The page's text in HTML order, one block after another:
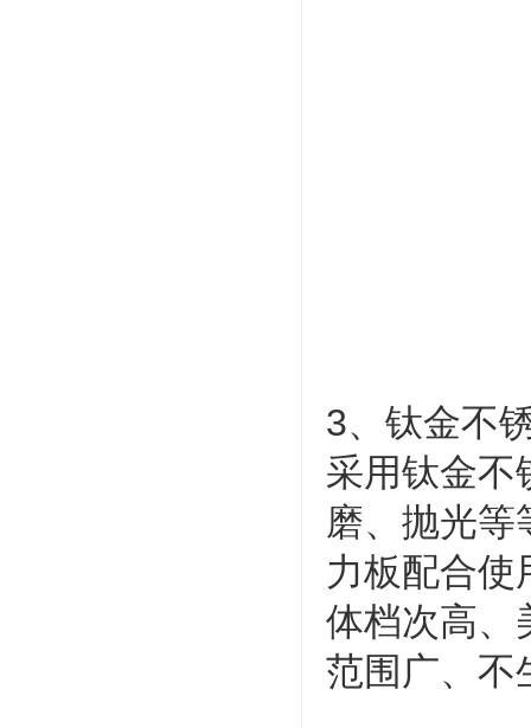
3、钛金不
采用钛金不
磨、抛光等
力板配合使
体档次高、
范围广、不